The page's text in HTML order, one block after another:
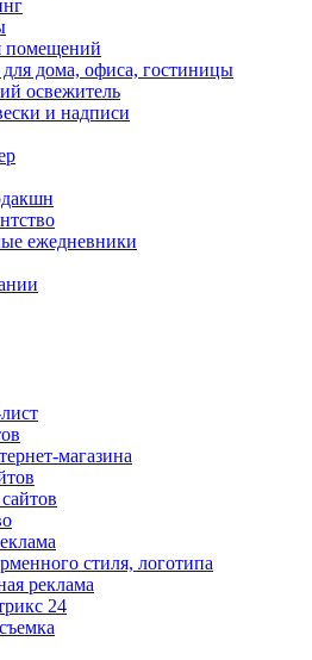
помещений
дома, офиса, гостиницы
освежитель
и надписи
ежедневники
магазина
стиля, логотипа
реклама
24